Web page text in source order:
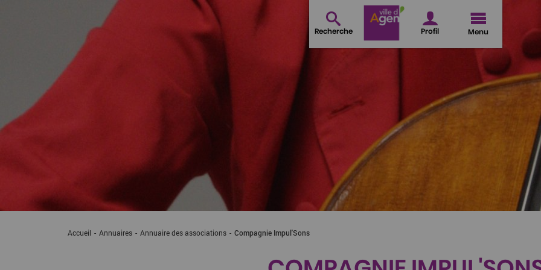
Recherche Profil Menu
Accueil Annuaires Annuaire des associations Compagnie Impul'Sons